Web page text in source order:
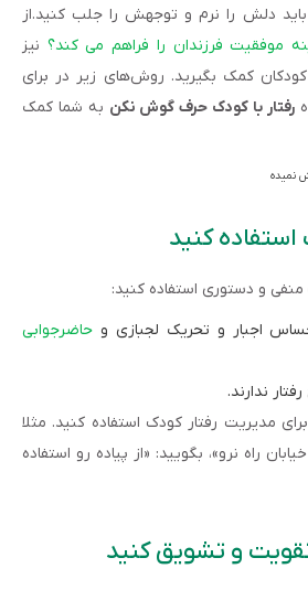
باید دلش را نرم و توجهش را جلب کنید.از
موفقیت فرزندان را فراهم می‌ کند؟ نیز
کودکان کمک بگیرید. روش‌های زیر در برای
رفتار با کودک حرف‌ گوش نکن به شما کمک
کنید
منفی و دستوری استفاده کنید:
اجبار و تحریک لجبازی و حاضرجوابی
ندارند.
مدیریت رفتار کودک استفاده کنید. مثلا
راه نرو»، بگویید: «از پیاده رو استفاده
و تشویق کنید